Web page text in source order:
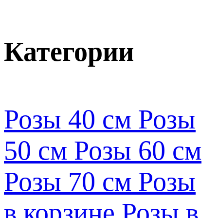
Категории
Розы 40 см Розы
50 см Розы 60 см
Розы 70 см Розы